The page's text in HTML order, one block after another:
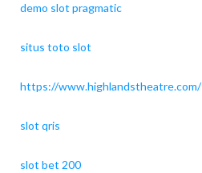
demo slot pragmatic
situs toto slot
https://www.highlandstheatre.com/
slot qris
slot bet 200